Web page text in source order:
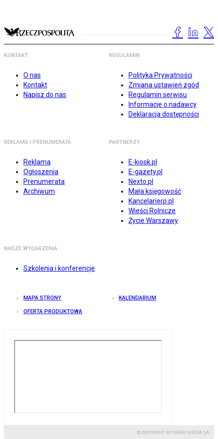
KONTAKT
O nas
Kontakt
Napisz do nas
REGULAMIN
Polityka Prywatności
Zmiana ustawień zgód
Regulamin serwisu
Informacje o nadawcy
Deklaracja dostępności
REKLAMA I PRENUMERATA
Reklama
Ogłoszenia
Prenumerata
Archiwum
PARTNERZY
E-kiosk.pl
E-gazety.pl
Nexto.pl
Mała księgowość
Kancelarierp.pl
Wieści Rolnicze
Życie Warszawy
NASZE WYDARZENIA
Szkolenia i konferencje
MAPA STRONY KALENDARIUM
OFERTA PRODUKTOWA
© COPYRIGHT BY GREMI MEDIA SA